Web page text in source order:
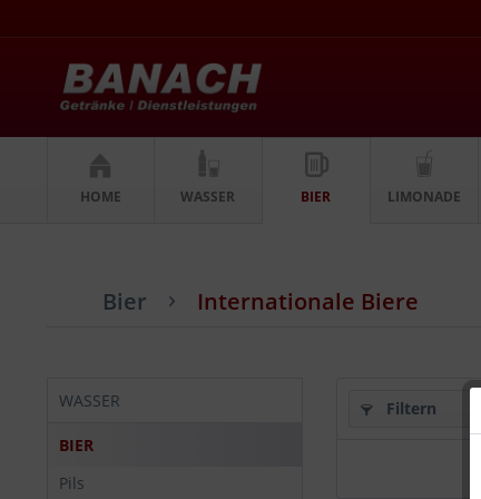
HOME WASSER BIER LIMONADE
Bier Internationale Biere
WASSER
BIER
Pils
Filtern